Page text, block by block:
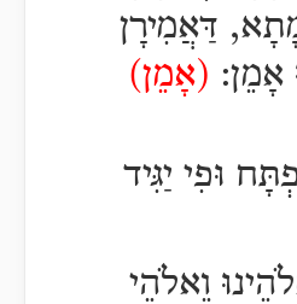
דַּאֲמִירָן
אָמֵן: (אָמֵן)
וּפִי יַגִּיד
וֵאלֹהֵי